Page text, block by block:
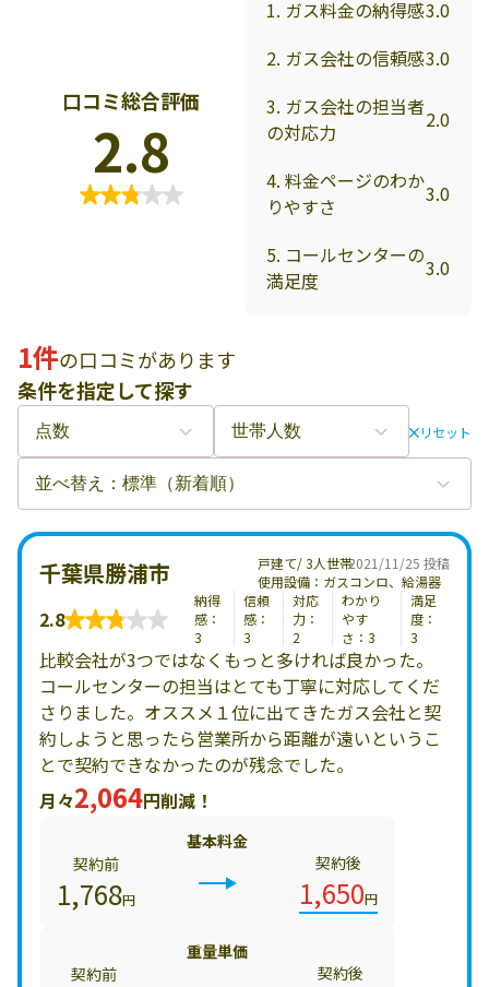
口コミ総合評価
2.8
1. ガス料金の納得感3.0
2. ガス会社の信頼感3.0
3. ガス会社の担当者
の対応力
2.0
4. 料金ページのわか
りやすさ
3.0
5. コールセンターの
満足度
3.0
1件の口コミがあります
条件を指定して探す
リセット
2021/11/25 投稿
千葉県勝浦市
戸建て/ 3人世帯
使用設備：ガスコンロ、給湯器
2.8
納得
感：
3
信頼
感：
3
対応
力：
2
わかり
やす
さ：3
満足
度：
3
比較会社が3つではなくもっと多ければ良かった。
コールセンターの担当はとても丁寧に対応してくだ
さりました。オススメ１位に出てきたガス会社と契
約しようと思ったら営業所から距離が遠いというこ
とで契約できなかったのが残念でした。
月々2,064円削減！
基本料金
契約前
1,768円
契約後
1,650円
重量単価
契約前
契約後